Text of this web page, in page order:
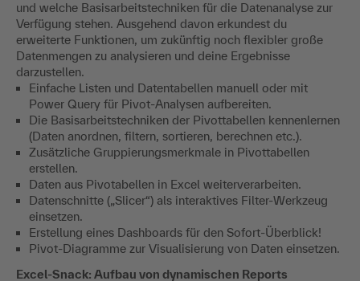
und welche Basisarbeitstechniken für die Datenanalyse zur
Verfügung stehen. Ausgehend davon erkundest du
erweiterte Funktionen, um zukünftig noch flexibler große
Datenmengen zu analysieren und deine Ergebnisse
darzustellen.
Einfache Listen und Datentabellen manuell oder mit
Power Query für Pivot-Analysen aufbereiten.
Die Basisarbeitstechniken der Pivottabellen kennenlernen
(Daten anordnen, filtern, sortieren, berechnen etc.).
Zusätzliche Gruppierungsmerkmale in Pivottabellen
erstellen.
Daten aus Pivotabellen in Excel weiterverarbeiten.
Datenschnitte („Slicer“) als interaktives Filter-Werkzeug
einsetzen.
Erstellung eines Dashboards für den Sofort-Überblick!
Pivot-Diagramme zur Visualisierung von Daten einsetzen.
Excel-Snack: Aufbau von dynamischen Reports